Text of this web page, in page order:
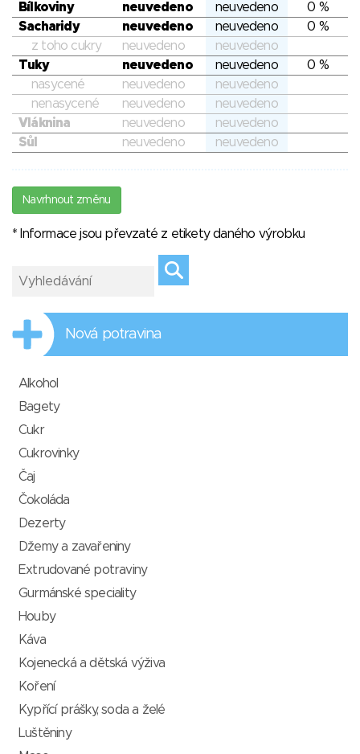
Bílkoviny
neuvedeno neuvedeno
0 %
Sacharidy
neuvedeno neuvedeno
0 %
z toho cukry
neuvedeno
neuvedeno
Tuky
neuvedeno neuvedeno
0 %
nasycené
neuvedeno
neuvedeno
nenasycené
neuvedeno
neuvedeno
Vláknina
neuvedeno
neuvedeno
Sůl
neuvedeno neuvedeno
Navrhnout změnu
* Informace jsou převzaté z etikety daného výrobku
Nová potravina
Alkohol
Bagety
Cukr
Cukrovinky
Čaj
Čokoláda
Dezerty
Džemy a zavařeniny
Extrudované potraviny
Gurmánské speciality
Houby
Káva
Kojenecká a dětská výživa
Koření
Kypřící prášky, soda a želé
Luštěniny